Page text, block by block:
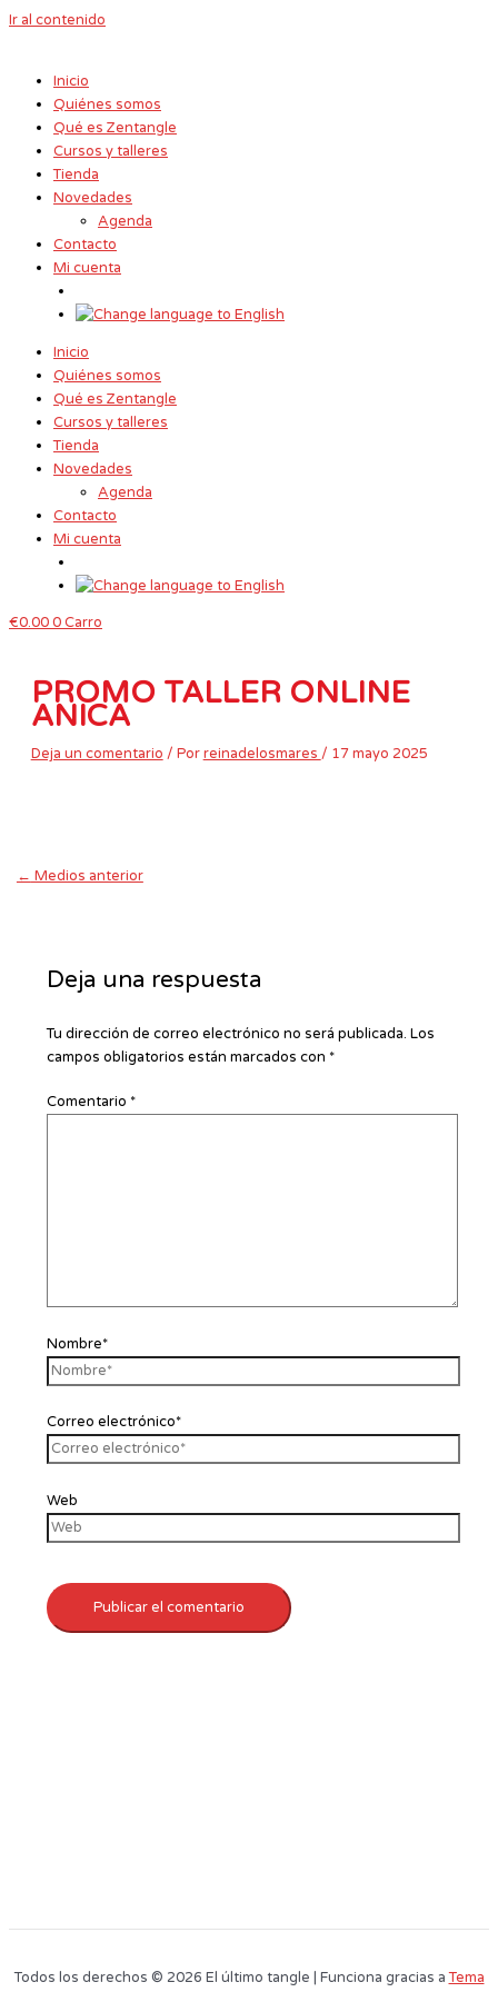
Ir al contenido
Inicio
Quiénes somos
Qué es Zentangle
Cursos y talleres
Tienda
Novedades
Agenda
Contacto
Mi cuenta
Inicio
Quiénes somos
Qué es Zentangle
Cursos y talleres
Tienda
Novedades
Agenda
Contacto
Mi cuenta
€0.000Carro
PROMO TALLER ONLINE
ANICA
Deja un comentario / Porreinadelosmares / 17 mayo 2025
← Medios anterior
Deja una respuesta
Tu dirección de correo electrónico no será publicada. Los
campos obligatorios están marcados con *
Comentario *
Nombre*
Correo electrónico*
Web
Todos los derechos © 2026 El último tangle | Funciona gracias aTema